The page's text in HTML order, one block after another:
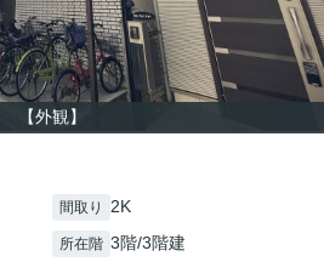
【外観】
間取り 2K
所在階 3階/3階建